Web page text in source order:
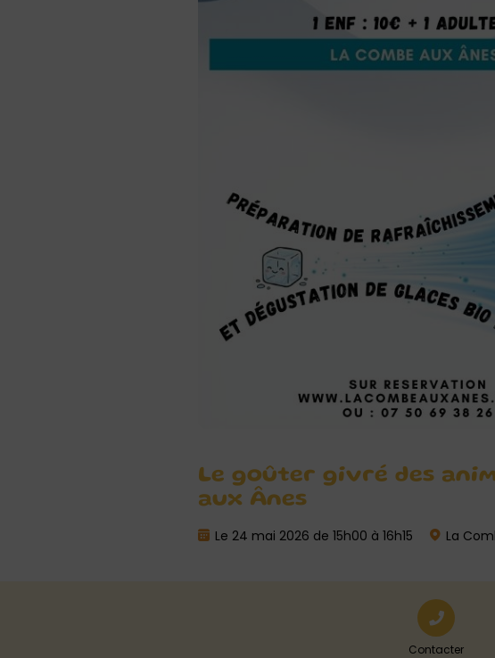
Le goûter givré des
aux Ânes
Le 24 mai 2026 de 15h00 à 16h15 La
Contacter